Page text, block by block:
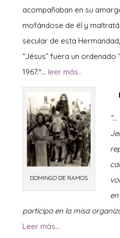
acompañaban en su
mofándose de él y
secular de esta
“Jésus” fuera un ordenado
1967.*… leer más..
DOMINGO DE RAMOS
participa en la misa
Leer más…